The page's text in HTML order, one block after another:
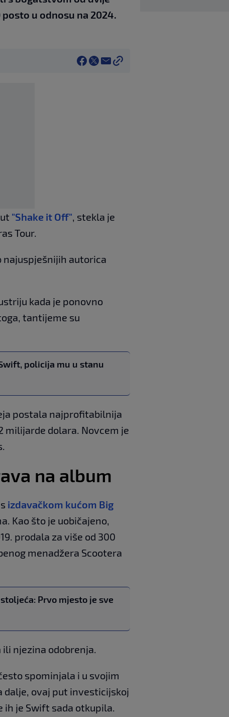
u odnosu na 2024.
"Shake it Off", stekla je
Tour.
najuspješnijih autorica
kada je ponovno
tantijeme su
policija mu u stanu
postala najprofitabilnija
milijarde dolara. Novcem je
na album
izdavačkom kućom Big
Kao što je uobičajeno,
prodala za više od 300
menadžera Scootera
Prvo mjesto je sve
njezina odobrenja.
spominjala i u svojim
dalje, ovaj put investicijskoj
ih je Swift sada otkupila.